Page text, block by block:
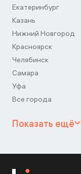
Екатеринбург
Казань
Нижний Новгород
Красноярск
Челябинск
Самара
Уфа
Все города
Показать ещё